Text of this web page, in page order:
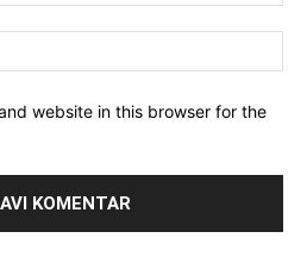
website in this browser for the